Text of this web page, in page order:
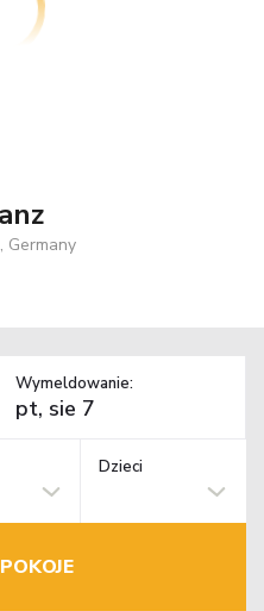
Germany
Wymeldowanie:
Dzieci